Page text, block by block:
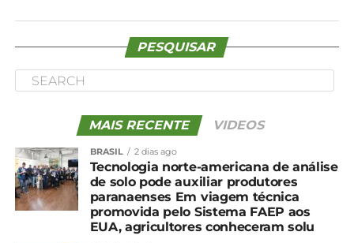
PESQUISAR
MAIS RECENTE VIDEOS
BRASIL 2 dias ago
Tecnologia norte-americana de análise
de solo pode auxiliar produtores
paranaenses Em viagem técnica
promovida pelo Sistema FAEP aos
EUA, agricultores conheceram solu